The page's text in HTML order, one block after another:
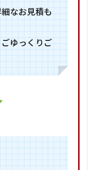
なお見積も
ゆっくりご